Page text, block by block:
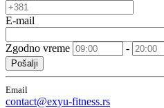
E-mail
Zgodno vreme -
Pošalji
Email
contact@exyu-fitness.rs